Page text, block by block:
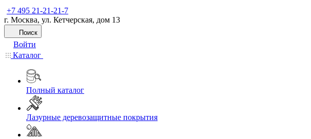
+7 495 21-21-21-7
г. Москва, ул. Кетчерская, дом 13
Поиск
Войти
Каталог
Полный каталог
Лазурные деревозащитные покрытия